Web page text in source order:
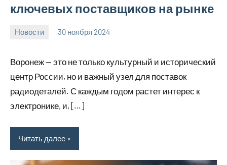
ключевых поставщиков на рынке
Новости 30 ноября 2024
Воронеж — это не только культурный и исторический
центр России, но и важный узел для поставок
радиодеталей. С каждым годом растет интерес к
электронике, и, […]
Читать далее